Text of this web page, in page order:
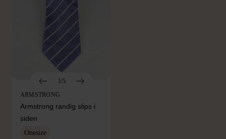
1/5
ARMSTRONG
Armstrong randig slips i
siden
Onesize